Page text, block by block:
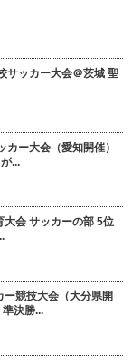
サッカー大会＠茨城 聖
ー大会（愛知開催）
...
会 サッカーの部 5位
競技大会（大分県開
決勝...